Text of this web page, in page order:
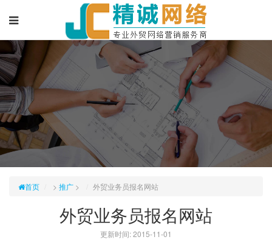
首页 > 推广 > 外贸业务员报名网站
外贸业务员报名网站
更新时间: 2015-11-01